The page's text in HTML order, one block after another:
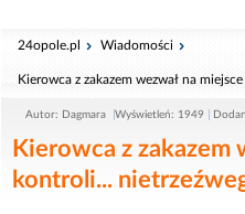
24opole.pl Wiadomości
Kierowca z zakazem wezwał na
Autor: Dagmara Wyświetleń: 1949
Kierowca z zakazem
kontroli...